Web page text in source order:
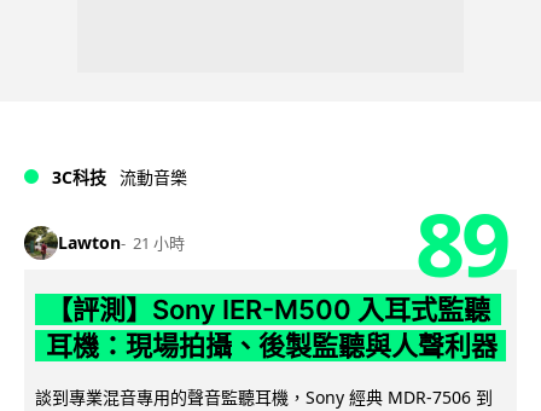
3C科技 流動音樂
Lawton 21 小時 89
【評測】Sony IER-M500 入耳式監聽
耳機：現場拍攝、後製監聽與人聲利器
談到專業混音專用的聲音監聽耳機，Sony 經典 MDR-7506 到